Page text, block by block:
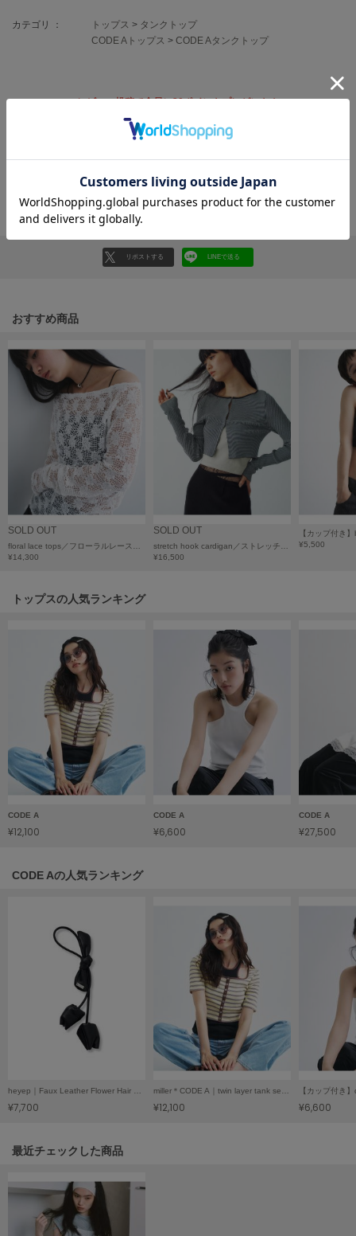
gelato pique Sleep
ジェラート ピケ スリープ
Henon.
へノン
HUNTER
ハンター
HOKA ONEONE
ホカ オネオネ
KEEN
キーン
LAATO
ラート
le
le coq sportif
ルコックスポルティフ
LeSportsac
レスポートサック
LILY BROWN
リリーブラウン
LILY BROWN Lingerie
リリーブラウンランジェリー
リトルユニオン トウキョウ
MICHU COQUETTE
ミチュ コケット
ミラオーウェン
カテゴリ ： トップス > タンクトップ
CODE Aトップス > CODE Aタンクトップ
レビュー投稿で全員に30ポイントプレゼント！
レビューを書く
レビューはマイページのご注文履歴から投稿いただけます
リポストする LINEで送る
おすすめ商品
SOLD OUT
¥14,300
SOLD OUT
¥16,500
¥5,500
トップスの人気ランキング
CODE A
¥12,100
CODE A
¥6,600
CODE A
¥27,500
CODE Aの人気ランキング
heyep｜Faux Leather Flower Hair Tie／ヘイップ｜フェイクレザーフラワーヘアゴム
¥7,700
miller＊CODE A｜twin layer tank set／ミラー＊コードエー｜ツインレイヤータンクセット
¥12,100 ¥6,600
関連記事
最近チェックした商品